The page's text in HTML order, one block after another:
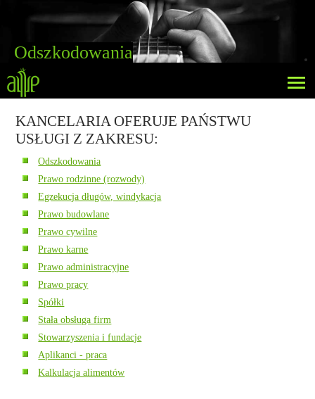
Odszkodowania
KANCELARIA OFERUJE PAŃSTWU
USŁUGI Z ZAKRESU:
Odszkodowania
Prawo rodzinne (rozwody)
Egzekucja długów, windykacja
Prawo budowlane
Prawo cywilne
Prawo karne
Prawo administracyjne
Prawo pracy
Spółki
Stała obsługa firm
Stowarzyszenia i fundacje
Aplikanci - praca
Kalkulacja alimentów